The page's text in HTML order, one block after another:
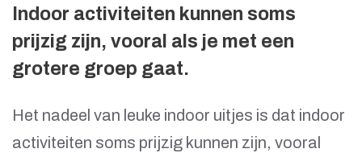
Indoor activiteiten kunnen soms
prijzig zijn, vooral als je met een
grotere groep gaat.
Het nadeel van leuke indoor uitjes is dat indoor
activiteiten soms prijzig kunnen zijn, vooral